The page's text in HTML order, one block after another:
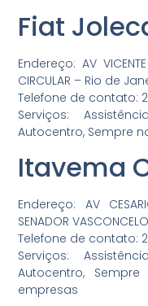
Fiat
Endereço: AV
CIRCULAR – Rio de
Telefone de contato:
Serviços:
Autocentro, Sempre
Itavema
Endereço: AV
SENADOR
Telefone de contato:
Serviços:
Autocentro,
empresas